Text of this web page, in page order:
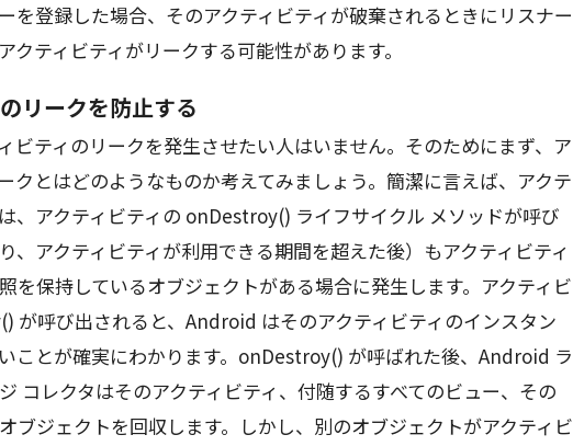
を登録した場合、そのアクティビティが破棄されるときにリスナー
クティビティがリークする可能性があります。
リークを防止する
ビティのリークを発生させたい人はいません。そのためにまず、ア
クとはどのようなものか考えてみましょう。簡潔に言えば、アクテ
、アクティビティの onDestroy() ライフサイクル メソッドが呼び
、アクティビティが利用できる期間を超えた後）もアクティビティ
を保持しているオブジェクトがある場合に発生します。アクティビ
が呼び出されると、Android はそのアクティビティのインスタン
ことが確実にわかります。onDestroy() が呼ばれた後、Android ラ
コレクタはそのアクティビティ、付随するすべてのビュー、その
ブジェクトを回収します。しかし、別のオブジェクトがアクティビ